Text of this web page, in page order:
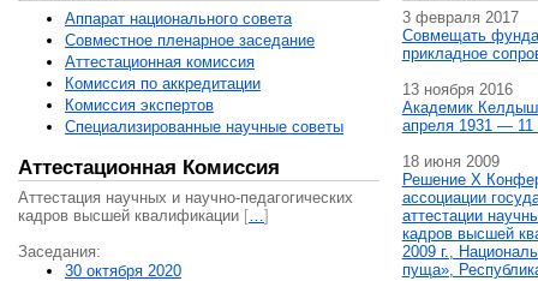
Аппарат национального совета
Совместное пленарное заседание
Аттестационная комисcия
Комиссия по аккредитации
Комиссия экспертов
Специализированные научные советы
Аттестационная Комиссия
Аттестация научных и научно-педагогических
кадров высшей квалификации […]
Заседания:
30 октября 2020
3 февраля 2017
Совмещать
прикладное
13 ноября 2016
Академик
апреля 1931 — 11
18 июня 2009
Решение X
ассоциации
аттестации
кадров высшей
2009 г.,
пуща»,